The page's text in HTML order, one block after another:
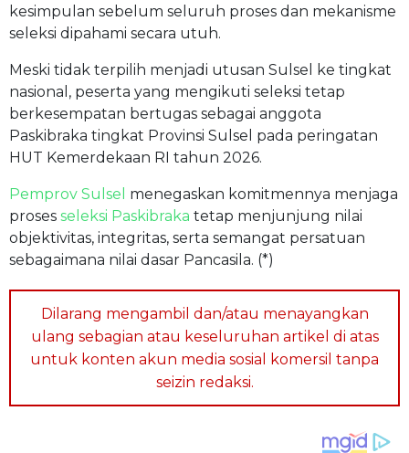
kesimpulan sebelum seluruh proses dan mekanisme
seleksi dipahami secara utuh.
Meski tidak terpilih menjadi utusan Sulsel ke tingkat
nasional, peserta yang mengikuti seleksi tetap
berkesempatan bertugas sebagai anggota
Paskibraka tingkat Provinsi Sulsel pada peringatan
HUT Kemerdekaan RI tahun 2026.
Pemprov Sulsel menegaskan komitmennya menjaga
proses seleksi Paskibraka tetap menjunjung nilai
objektivitas, integritas, serta semangat persatuan
sebagaimana nilai dasar Pancasila. (*)
Dilarang mengambil dan/atau menayangkan
ulang sebagian atau keseluruhan artikel di atas
untuk konten akun media sosial komersil tanpa
seizin redaksi.